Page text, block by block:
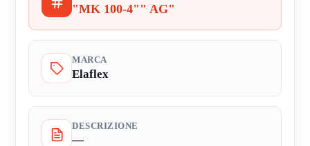
"MK 100-4"" AG"
MARCA
Elaflex
DESCRIZIONE
—